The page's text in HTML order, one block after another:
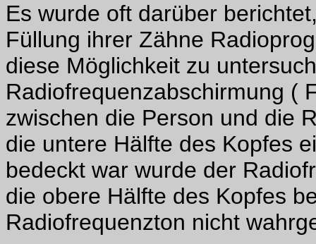
Es wurde oft darüber
Füllung ihrer Zähne
diese Möglichkeit zu
Radiofrequenzabschirmung (
zwischen die Person und die
die untere Hälfte des Kopfes
bedeckt war wurde der
die obere Hälfte des Kopfes
Radiofrequenzton nicht